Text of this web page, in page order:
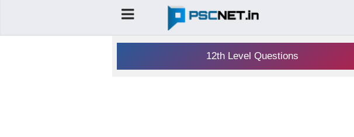
12th Level Questions